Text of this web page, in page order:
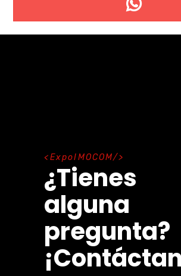
ExpoIMOCOM
¿Tienes
alguna
pregunta?